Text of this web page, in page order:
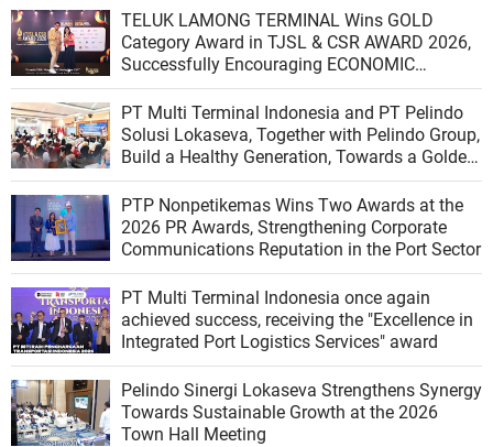
TELUK LAMONG TERMINAL Wins GOLD
Category Award in TJSL & CSR AWARD 2026,
Successfully Encouraging ECONOMIC
INDEPENDENCE OF COASTAL COMMUNITIES
PT Multi Terminal Indonesia and PT Pelindo
Solusi Lokaseva, Together with Pelindo Group,
Build a Healthy Generation, Towards a Golden
Indonesia
PTP Nonpetikemas Wins Two Awards at the
2026 PR Awards, Strengthening Corporate
Communications Reputation in the Port Sector
PT Multi Terminal Indonesia once again
achieved success, receiving the "Excellence in
Integrated Port Logistics Services" award
Pelindo Sinergi Lokaseva Strengthens Synergy
Towards Sustainable Growth at the 2026
Town Hall Meeting